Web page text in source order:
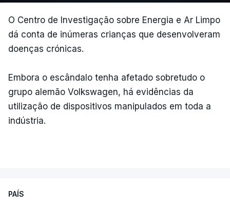
O Centro de Investigação sobre Energia e Ar Limpo
dá conta de inúmeras crianças que desenvolveram
doenças crónicas.
Embora o escândalo tenha afetado sobretudo o
grupo alemão Volkswagen, há evidências da
utilização de dispositivos manipulados em toda a
indústria.
PAÍS